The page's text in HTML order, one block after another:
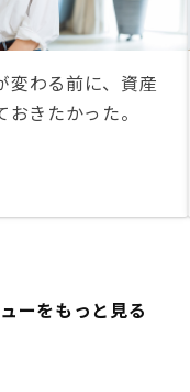
変わる前に、資産
きたかった。
ーをもっと見る